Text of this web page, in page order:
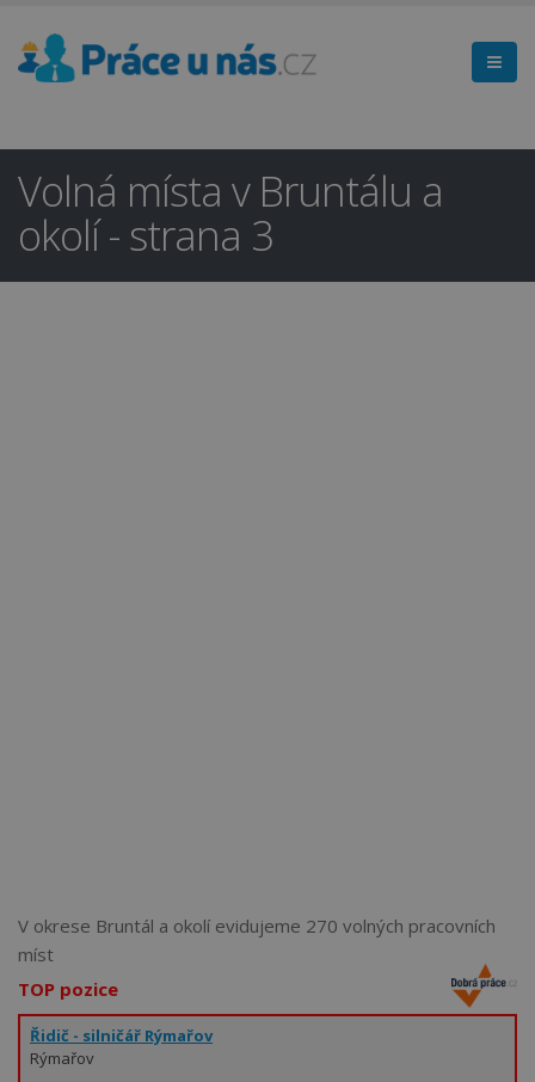
Volná místa v Bruntálu a
okolí - strana 3
V okrese Bruntál a okolí evidujeme 270 volných pracovních
míst
TOP pozice
Řidič - silničář Rýmařov
Rýmařov
×
Hledáte práci